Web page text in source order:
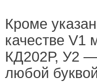
Кроме
качестве V1
КД202Р, У2
любой